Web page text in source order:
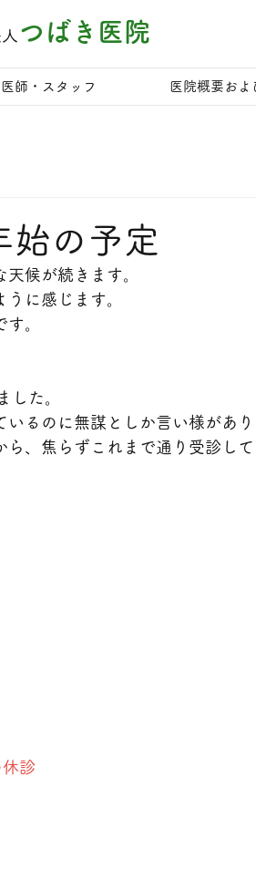
つばき医院
医師・スタッフ 医院概要およ
の予定
候が続きます。
に感じます。
。
した。
るのに無謀としか言い様があり
、焦らずこれまで通り受診し
診